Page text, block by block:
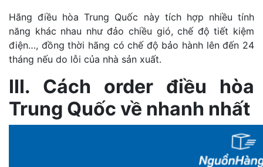
Hãng điều hòa Trung Quốc này tích hợp nhiều tính
năng khác nhau như đảo chiều gió, chế độ tiết kiệm
điện…, đồng thời hãng có chế độ bảo hành lên đến 24
tháng nếu do lỗi của nhà sản xuất.
III. Cách order điều hòa
Trung Quốc về nhanh nhất